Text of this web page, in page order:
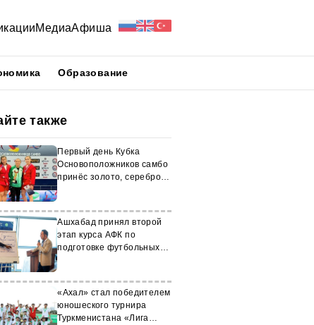
МедиаАфиша
Образование
также
Первый день Кубка
Основоположников самбо
принёс золото, серебро и
Ашхабад принял второй
этап курса АФК по
подготовке футбольных
«Ахал» стал победителем
юношеского турнира
Туркменистана «Лига